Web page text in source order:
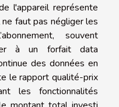
l'appareil représente
faut pas négliger les
souvent
à un forfait data
des données en
le rapport qualité-prix
les fonctionnalités